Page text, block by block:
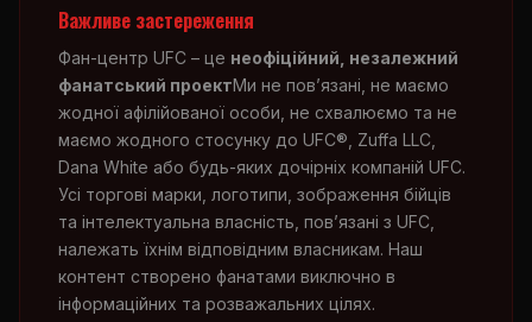
Важливе застереження
Фан-центр UFC – це неофіційний, незалежний
фанатський проектМи не пов’язані, не маємо
жодної афілійованої особи, не схвалюємо та не
маємо жодного стосунку до UFC®, Zuffa LLC,
Dana White або будь-яких дочірніх компаній UFC.
Усі торгові марки, логотипи, зображення бійців
та інтелектуальна власність, пов’язані з UFC,
належать їхнім відповідним власникам. Наш
контент створено фанатами виключно в
інформаційних та розважальних цілях.